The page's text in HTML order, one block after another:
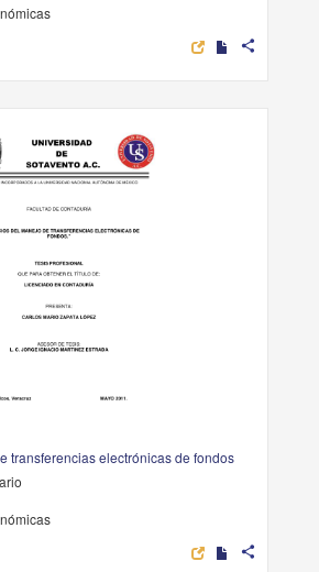
share
transferencias electrónicas de fondos
share